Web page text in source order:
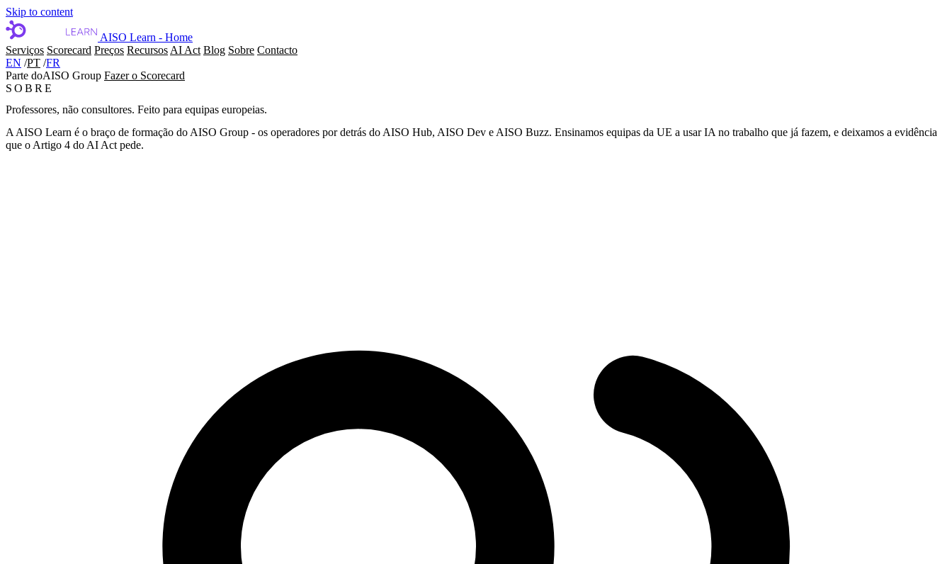
Skip to content
AISO Learn - Home
Serviços Scorecard Preços Recursos AI Act Blog Sobre Contacto
EN /PT /FR
Parte doAISO Group Fazer o Scorecard
SOBRE
Professores, não consultores. Feito para equipas europeias.
A AISO Learn é o braço de formação do AISO Group - os operadores por detrás do AISO Hub, AISO Dev e AISO Buzz. Ensinamos equipas da UE a usar IA no trabalho que já fazem, e deixamos a evidência
que o Artigo 4 do AI Act pede.